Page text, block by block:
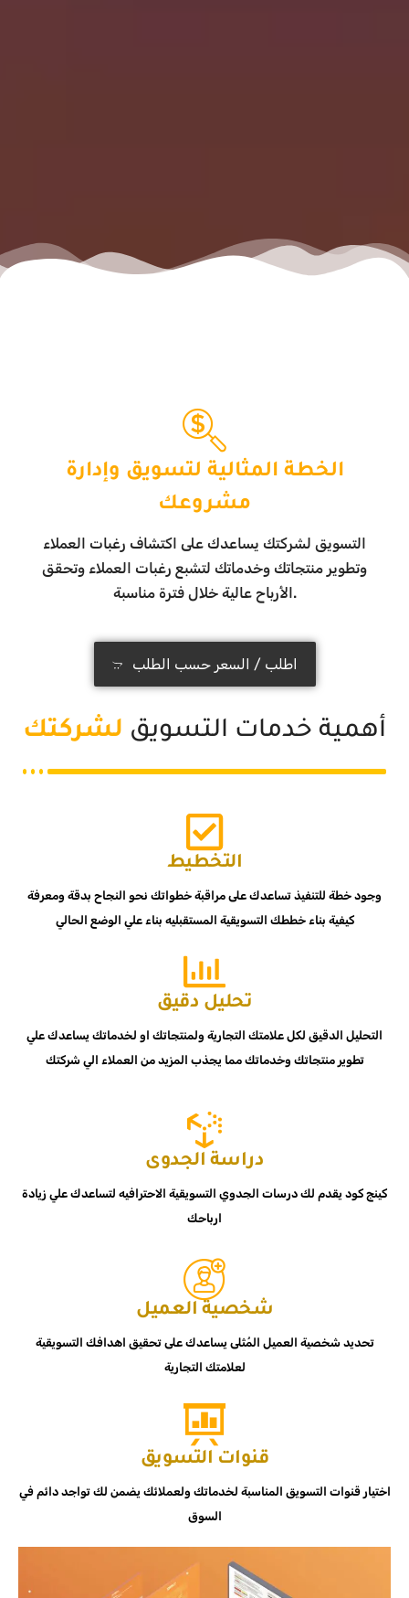
الخطة المثالية لتسويق وإدارة
مشروعك
التسويق لشركتك يساعدك على اكتشاف رغبات العملاء
وتطوير منتجاتك وخدماتك لتشبع رغبات العملاء وتحقق
الأرباح عالية خلال فترة مناسبة.
اطلب / السعر حسب الطلب
لشركتك أهمية خدمات التسويق
التخطيط
وجود خطة للتنفيذ تساعدك على مراقبة خطواتك نحو النجاح بدقة ومعرفة
كيفية بناء خططك التسويقية المستقبليه بناء علي الوضع الحالي
تحليل دقيق
التحليل الدقيق لكل علامتك التجارية ولمنتجاتك او لخدماتك يساعدك علي
تطوير منتجاتك وخدماتك مما يجذب المزيد من العملاء الي شركتك
دراسة الجدوى
كينج كود يقدم لك درسات الجدوي التسويقية الاحترافيه لتساعدك علي زيادة
ارباحك
شخصية العميل
تحديد شخصية العميل المُثلى يساعدك على تحقيق اهدافك التسويقية
لعلامتك التجارية
قنوات التسويق
اختيار قنوات التسويق المناسبة لخدماتك ولعملائك يضمن لك تواجد دائم في
السوق